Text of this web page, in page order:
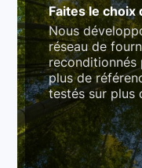
Faites le
Nous
réseau de
plus de
testés sur plus